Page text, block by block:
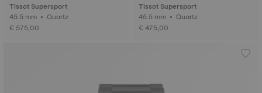
Tissot Supersport
45.5 mm • Quartz
€ 575,00
Tissot Supersport
45.5 mm • Quartz
€ 475,00